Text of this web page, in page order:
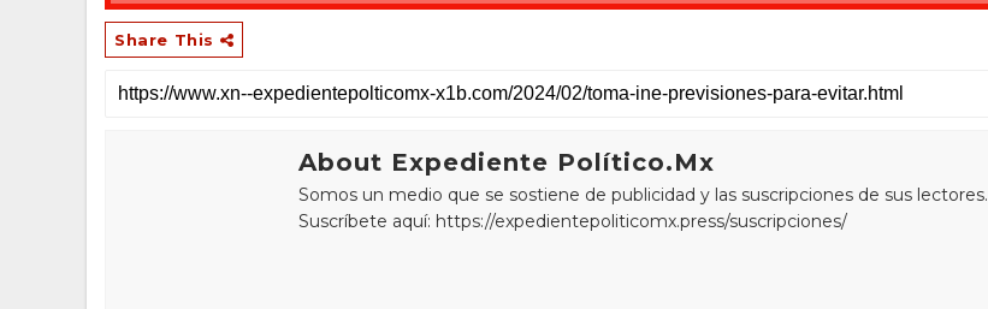
Share This
About Expediente Político.Mx
Somos un medio que se sostiene de publicidad y las suscripciones de sus lectores.
Suscríbete aquí: https://expedientepoliticomx.press/suscripciones/